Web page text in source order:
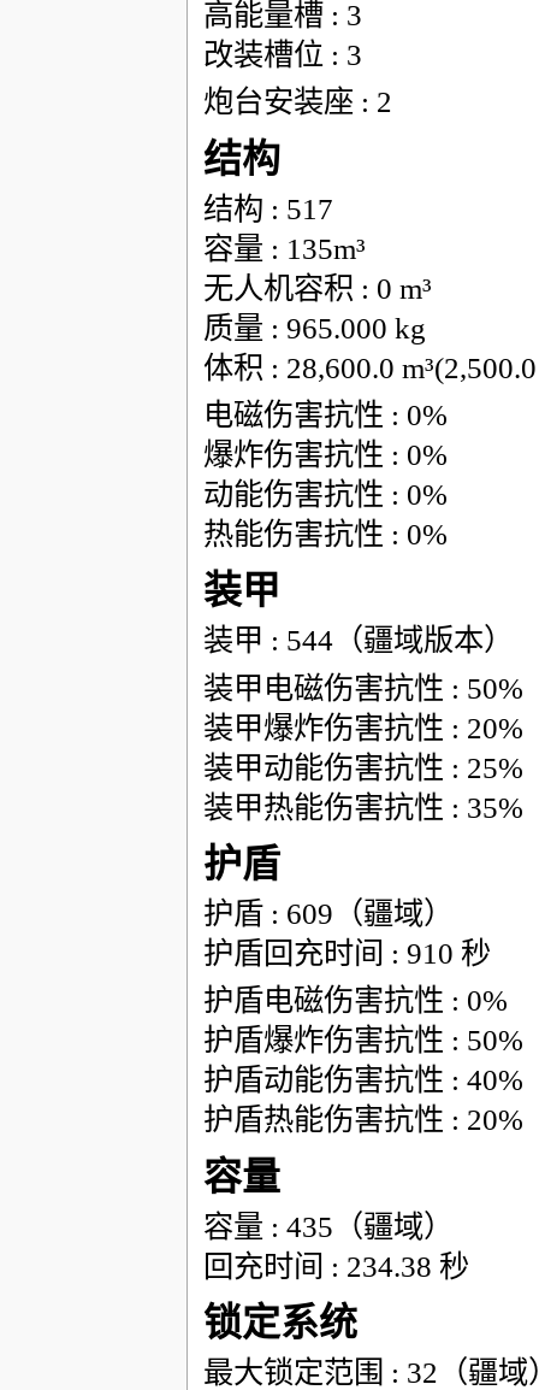
高能量槽 : 3
改装槽位 : 3
炮台安装座 : 2
结构
结构 : 517
容量 : 135m³
无人机容积 : 0 m³
质量 : 965.000 kg
体积 : 28,600.0
电磁伤害抗性 : 0%
爆炸伤害抗性 : 0%
动能伤害抗性 : 0%
热能伤害抗性 : 0%
装甲
装甲 : 544（疆域版本）
装甲电磁伤害抗性 : 50%
装甲爆炸伤害抗性 : 20%
装甲动能伤害抗性 : 25%
装甲热能伤害抗性 : 35%
护盾
护盾 : 609（疆域）
护盾回充时间 : 910 秒
护盾电磁伤害抗性 : 0%
护盾爆炸伤害抗性 : 50%
护盾动能伤害抗性 : 40%
护盾热能伤害抗性 : 20%
容量
容量 : 435（疆域）
回充时间 : 234.38 秒
锁定系统
最大锁定范围 : 32（疆域